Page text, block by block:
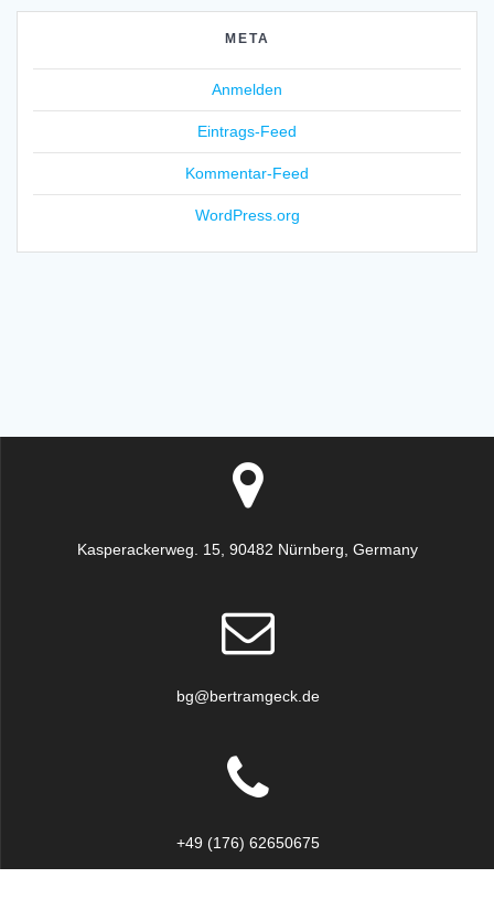
META
Anmelden
Eintrags-Feed
Kommentar-Feed
WordPress.org
Kasperackerweg. 15, 90482 Nürnberg, Germany
bg@bertramgeck.de
+49 (176) 62650675